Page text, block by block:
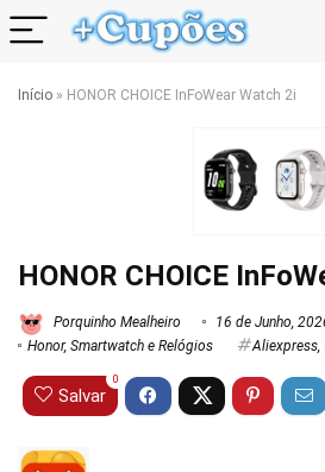
Início » HONOR CHOICE InFoWear Watch 2i
HONOR CHOICE
Porquinho Mealheiro
16 de Junho,
Honor, Smartwatch e Relógios Aliexpress
Salvar
0